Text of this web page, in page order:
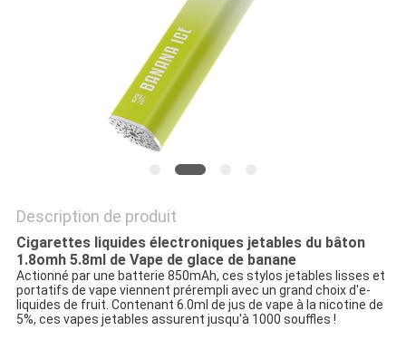
Description de produit
Cigarettes liquides électroniques jetables du bâton
1.8omh 5.8ml de Vape de glace de banane
Actionné par une batterie 850mAh, ces stylos jetables lisses et
portatifs de vape viennent prérempli avec un grand choix d'e-
liquides de fruit. Contenant 6.0ml de jus de vape à la nicotine de
5%, ces vapes jetables assurent jusqu'à 1000 souffles !